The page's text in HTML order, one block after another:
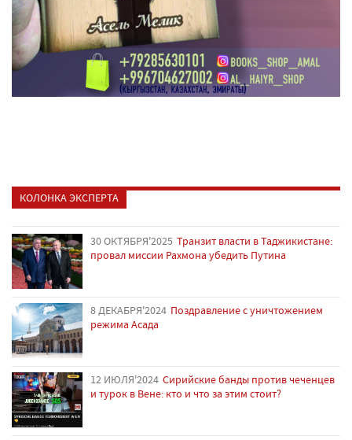
КОЛОНКА ЭКСПЕРТА
30 ОКТЯБРЯ'2025 Транзит власти в Таджикистане:
провал миссии Рахмона убедить Путина
8 ДЕКАБРЯ'2024 Поздравление с уничтожением
режима Асада
12 ИЮЛЯ'2024 Сирийские банды против чеченцев
и турок в Вене: кто и что за этим стоит?